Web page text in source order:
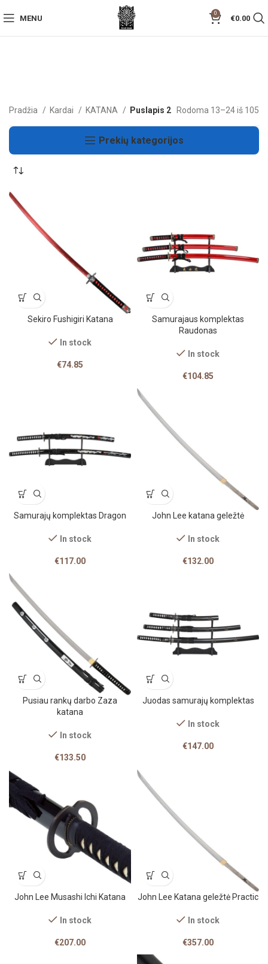
MENU
0
€0.00
Pradžia Kardai KATANA Puslapis 2 Rodoma 13–24 iš 105
Prekių kategorijos
Sekiro Fushigiri Katana
In stock
€74.85
Samurajaus komplektas
Raudonas
In stock
€104.85
Samurajų komplektas Dragon
In stock
€117.00
John Lee katana geležtė
In stock
€132.00
Pusiau rankų darbo Zaza
katana
In stock
€133.50
Juodas samurajų komplektas
In stock
€147.00
John Lee Musashi Ichi Katana
In stock
€207.00
John Lee Katana geležtė Practic
In stock
€357.00